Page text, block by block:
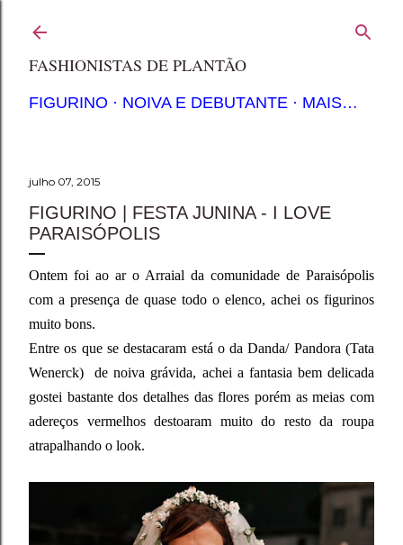
FASHIONISTAS DE PLANTÃO
FIGURINO NOIVA E DEBUTANTE MAIS…
julho 07, 2015
FIGURINO | FESTA JUNINA - I LOVE
PARAISÓPOLIS
Ontem foi ao ar o Arraial da comunidade de Paraisópolis
com a presença de quase todo o elenco, achei os figurinos
muito bons.
Entre os que se destacaram está o da Danda/ Pandora (Tata
Wenerck) de noiva grávida, achei a fantasia bem delicada
gostei bastante dos detalhes das flores porém as meias com
adereços vermelhos destoaram muito do resto da roupa
atrapalhando o look.